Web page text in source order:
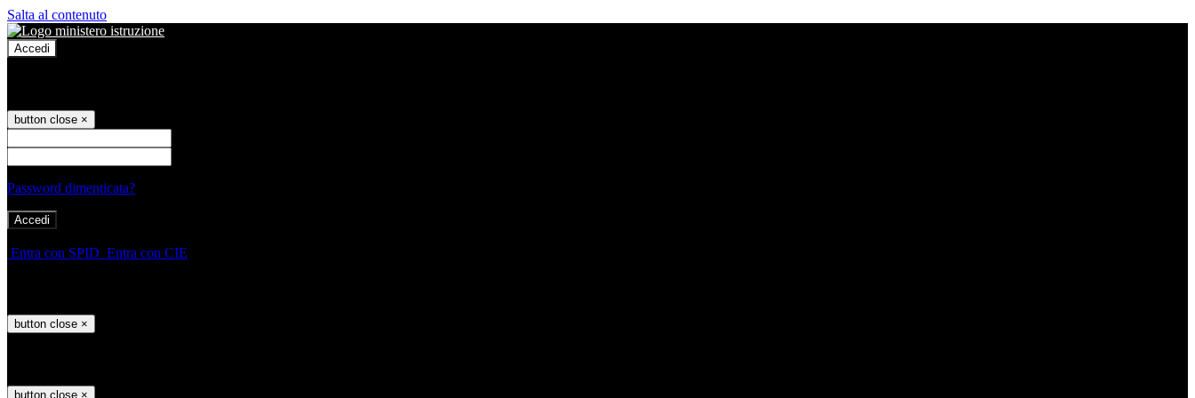
Salta al contenuto
Accedi
button close ×
Password dimenticata?
Entra con SPID Entra con CIE
button close ×
button close ×